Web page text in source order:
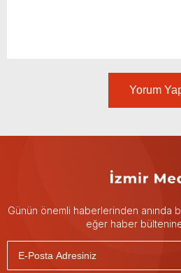
Yorum
Günün önemli haberlerinden anında
eğer haber